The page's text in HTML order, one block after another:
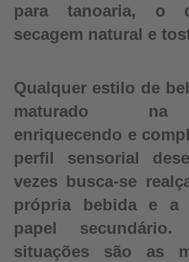
para tanoaria, o
secagem natural e
Qualquer estilo de
maturado na
enriquecendo e
perfil sensorial
vezes busca-se
própria bebida e a
papel
situações são as